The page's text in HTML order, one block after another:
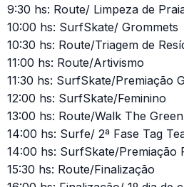
9:30 hs: Route/ Limpeza de
10:00 hs: SurfSkate/ Grommets
10:30 hs: Route/Triagem de
11:00 hs: Route/Artivismo
11:30 hs: SurfSkate/Premiação
12:00 hs: SurfSkate/Feminino
13:00 hs: Route/Walk The
14:00 hs: Surfe/ 2ª Fase Tag
14:00 hs: SurfSkate/Premiação
15:30 hs: Route/Finalização